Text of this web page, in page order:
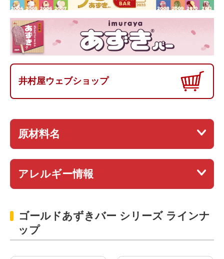
井村屋ウェブショップ
原材料名
アレルギー情報
ゴールドあずきバー シリーズ ラインナ
ップ